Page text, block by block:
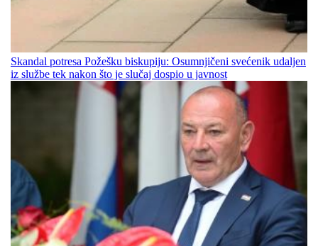
Skandal potresa Požešku biskupiju: Osumnjičeni svećenik udaljen
iz službe tek nakon što je slučaj dospio u javnost